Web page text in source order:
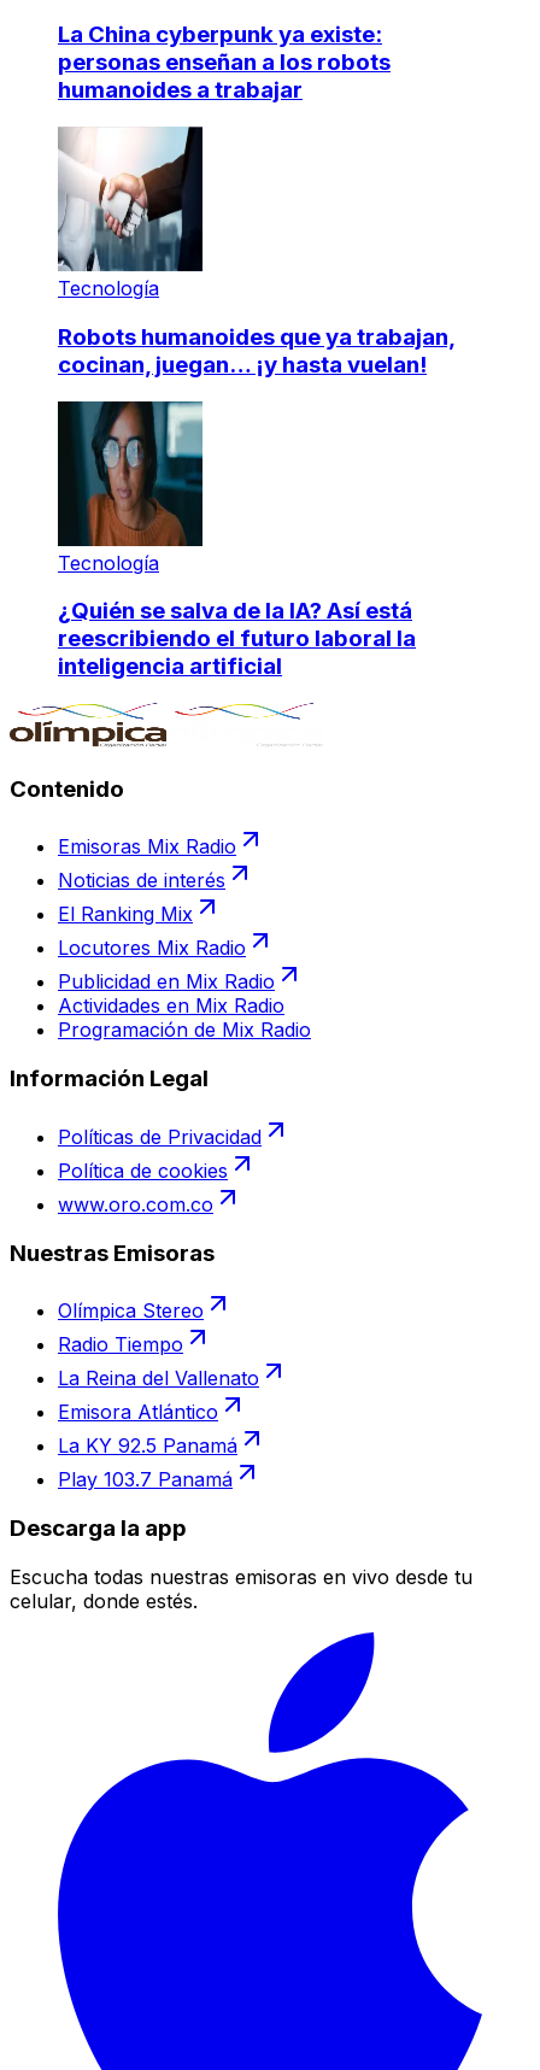
La China cyberpunk ya existe:
personas enseñan a los robots
humanoides a trabajar
Tecnología
Robots humanoides que ya trabajan,
cocinan, juegan… ¡y hasta vuelan!
Tecnología
¿Quién se salva de la IA? Así está
reescribiendo el futuro laboral la
inteligencia artificial
Contenido
Emisoras Mix Radio
Noticias de interés
El Ranking Mix
Locutores Mix Radio
Publicidad en Mix Radio
Actividades en Mix Radio
Programación de Mix Radio
Información Legal
Políticas de Privacidad
Política de cookies
www.oro.com.co
Nuestras Emisoras
Olímpica Stereo
Radio Tiempo
La Reina del Vallenato
Emisora Atlántico
La KY 92.5 Panamá
Play 103.7 Panamá
Descarga la app
Escucha todas nuestras emisoras en vivo desde tu
celular, donde estés.